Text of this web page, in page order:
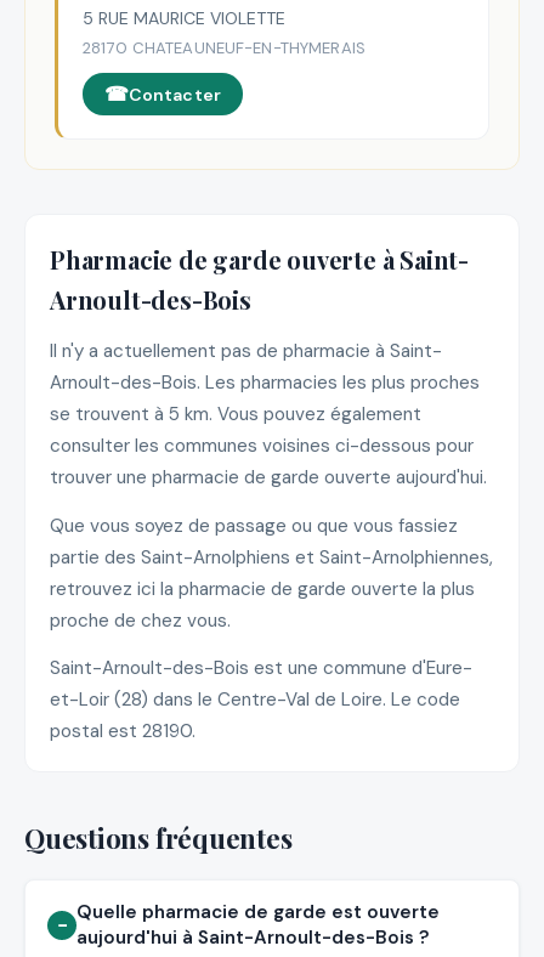
5 RUE MAURICE VIOLETTE
28170 CHATEAUNEUF-EN-THYMERAIS
Contacter
Pharmacie de garde ouverte à Saint-
Arnoult-des-Bois
Il n'y a actuellement pas de pharmacie à Saint-
Arnoult-des-Bois. Les pharmacies les plus proches
se trouvent à 5 km. Vous pouvez également
consulter les communes voisines ci-dessous pour
trouver une pharmacie de garde ouverte aujourd'hui.
Que vous soyez de passage ou que vous fassiez
partie des Saint-Arnolphiens et Saint-Arnolphiennes,
retrouvez ici la pharmacie de garde ouverte la plus
proche de chez vous.
Saint-Arnoult-des-Bois est une commune d'Eure-
et-Loir (28) dans le Centre-Val de Loire. Le code
postal est 28190.
Questions fréquentes
Quelle pharmacie de garde est ouverte
aujourd'hui à Saint-Arnoult-des-Bois ?